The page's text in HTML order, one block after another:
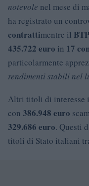
notevole nel mese di
ha registrato un
contrattimentre il
435.722 euro in 17
particolarmente
rendimenti stabili nel
Altri titoli di interesse
con 386.948 euro
329.686 euro. Questi
titoli di Stato italiani